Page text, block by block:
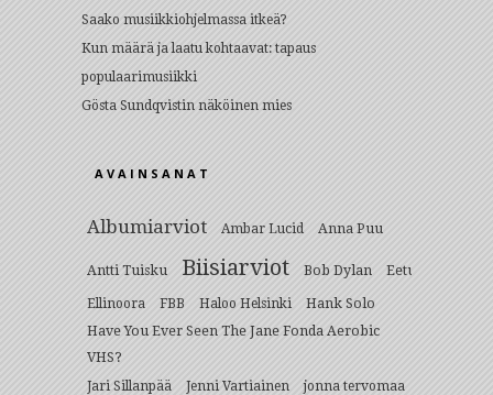
Saako musiikkiohjelmassa itkeä?
Kun määrä ja laatu kohtaavat: tapaus
populaarimusiikki
Gösta Sundqvistin näköinen mies
AVAINSANAT
Albumiarviot Ambar Lucid Anna Puu
Antti Tuisku Biisiarviot Bob Dylan Eetu
Ellinoora FBB Haloo Helsinki
Hank Solo
Have You Ever Seen The Jane Fonda Aerobic
VHS?
Jari Sillanpää Jenni Vartiainen
jonna tervomaa